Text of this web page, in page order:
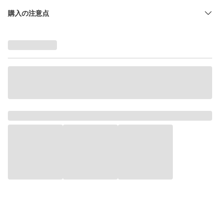
購入の注意点